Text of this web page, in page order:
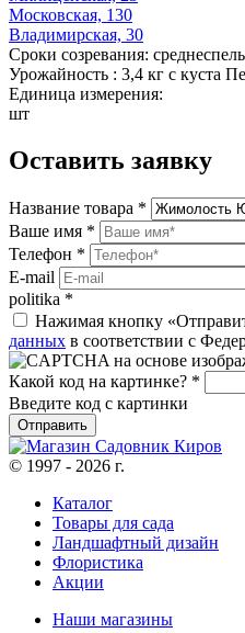
Московская, 130
Владимирская, 30
Сроки созревания:
Урожайность : 3,4 кг с куста
Единица измерения:
шт
Оставить заявку
Название товара *
Ваше имя *
Телефон *
E-mail
politika *
Нажимая кнопку
данных в соответствии с
Какой код на картинке? *
Введите код с картинки
© 1997 - 2026 г.
Каталог
Товары для сада
Ландшафтный дизайн
Флористика
Акции
Наши магазины